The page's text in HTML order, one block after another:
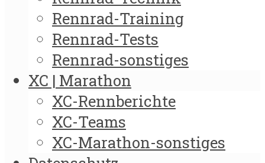
Rennrad-Training
Rennrad-Tests
Rennrad-sonstiges
XC | Marathon
XC-Rennberichte
XC-Teams
XC-Marathon-sonstiges